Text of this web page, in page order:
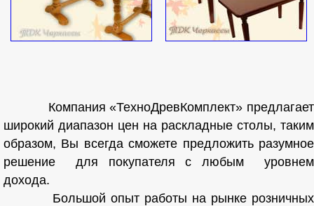
Компания «ТехноДревКомплект» предлагает
широкий диапазон цен на раскладные столы, таким
образом, Вы всегда сможете предложить разумное
решение для покупателя с любым уровнем
дохода.
Большой опыт работы на рынке розничных